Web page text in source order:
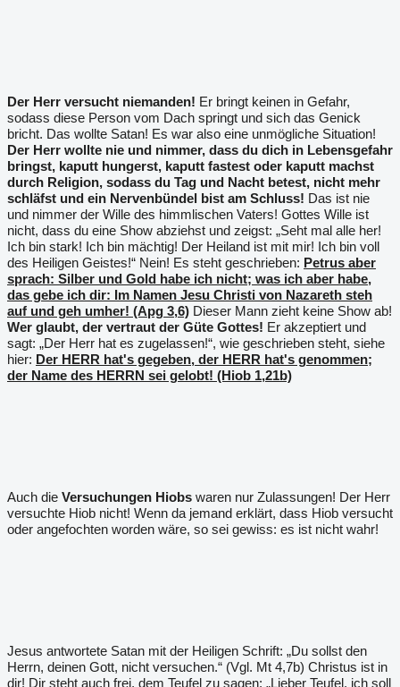
Der Herr versucht niemanden! Er bringt keinen in Gefahr,
sodass diese Person vom Dach springt und sich das Genick
bricht. Das wollte Satan! Es war also eine unmögliche Situation!
Der Herr wollte nie und nimmer, dass du dich in Lebensgefahr
bringst, kaputt hungerst, kaputt fastest oder kaputt machst
durch Religion, sodass du Tag und Nacht betest, nicht mehr
schläfst und ein Nervenbündel bist am Schluss! Das ist nie
und nimmer der Wille des himmlischen Vaters! Gottes Wille ist
nicht, dass du eine Show abziehst und zeigst: „Seht mal alle her!
Ich bin stark! Ich bin mächtig! Der Heiland ist mit mir! Ich bin voll
des Heiligen Geistes!“ Nein! Es steht geschrieben: Petrus aber
sprach: Silber und Gold habe ich nicht; was ich aber habe,
das gebe ich dir: Im Namen Jesu Christi von Nazareth steh
auf und geh umher! (Apg 3,6) Dieser Mann zieht keine Show ab!
Wer glaubt, der vertraut der Güte Gottes! Er akzeptiert und
sagt: „Der Herr hat es zugelassen!“, wie geschrieben steht, siehe
hier: Der HERR hat's gegeben, der HERR hat's genommen;
der Name des HERRN sei gelobt! (Hiob 1,21b)
Auch die Versuchungen Hiobs waren nur Zulassungen! Der Herr
versuchte Hiob nicht! Wenn da jemand erklärt, dass Hiob versucht
oder angefochten worden wäre, so sei gewiss: es ist nicht wahr!
Jesus antwortete Satan mit der Heiligen Schrift: „Du sollst den
Herrn, deinen Gott, nicht versuchen.“ (Vgl. Mt 4,7b) Christus ist in
dir! Dir steht auch frei, dem Teufel zu sagen: „Lieber Teufel, ich soll